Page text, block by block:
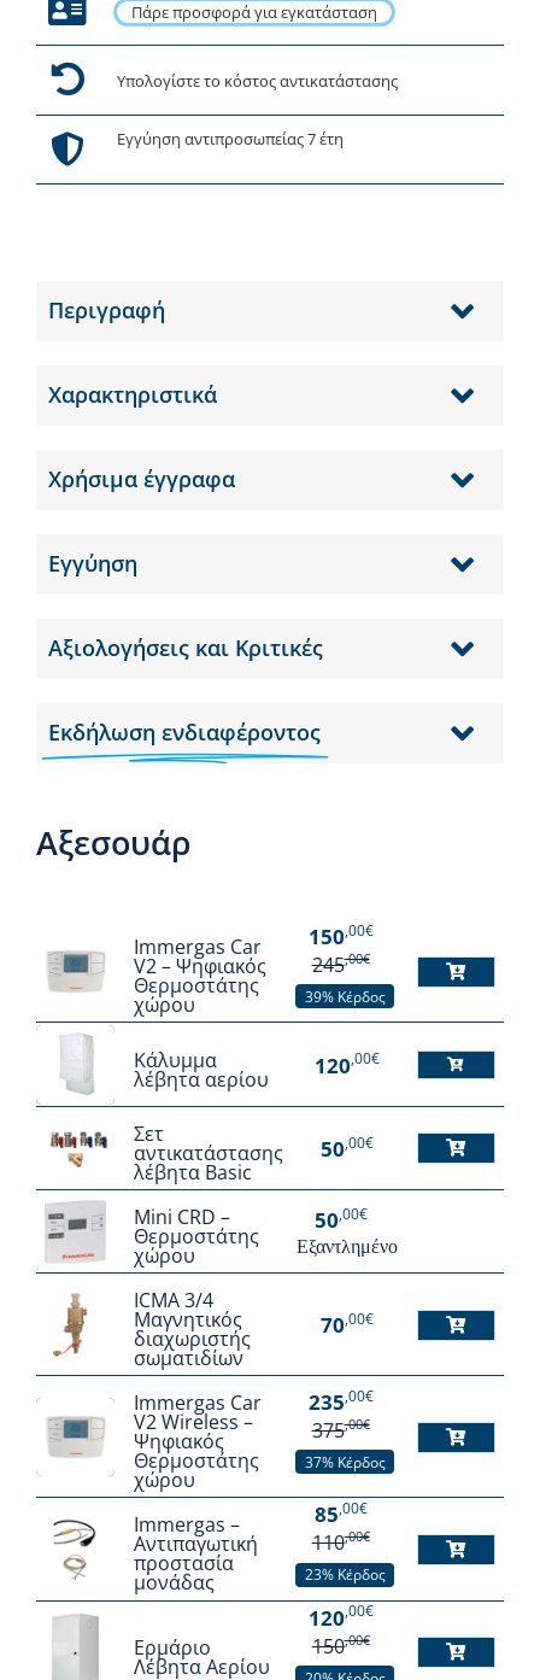
Πάρε προσφορά για εγκατάσταση
Υπολογίστε το κόστος αντικατάστασης
Εγγύηση αντιπροσωπείας 7 έτη
Περιγραφή
Χαρακτηριστικά
Χρήσιμα έγγραφα
Εγγύηση
Αξιολογήσεις και Κριτικές
Εκδήλωση ενδιαφέροντος
Αξεσουάρ
Immergas Car
V2 – Ψηφιακός
Θερμοστάτης
χώρου
150 ,00€
245,00€
39% Κέρδος
Κάλυμμα
λέβητα αερίου 120,00€
Αυτό
το
προϊόν
Οι
επιλογές
μπορούν
να
επιλεγούν
στη
προϊόντος
Σετ
αντικατάστασης
λέβητα Basic
50 ,00€
Mini CRD –
Θερμοστάτης
χώρου
50 ,00€
Εξαντλημένο
ICMA 3/4
Μαγνητικός
διαχωριστής
σωματιδίων
70 ,00€
Immergas Car
V2 Wireless –
Ψηφιακός
Θερμοστάτης
χώρου
235 ,00€
375,00€
37% Κέρδος
Immergas –
Αντιπαγωτική
προστασία
μονάδας
85 ,00€
110,00€
23% Κέρδος
Ερμάριο
Λέβητα Αερίου
120,00€
150,00€